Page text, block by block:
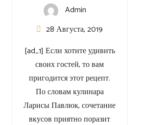
Admin
28 Августа, 2019
[ad_1] Если хотите удивить
своих гостей, то вам
пригодится этот рецепт.
По словам кулинара
Ларисы Павлюк, сочетание
вкусов приятно поразит